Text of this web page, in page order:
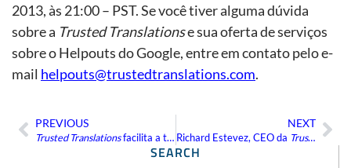
SEARCH
2013, às 21:00 – PST. Se você tiver alguma dúvida
sobre a Trusted Translationse sua oferta de serviços
sobre o Helpouts do Google, entre em contato pelo e-
mail helpouts@trustedtranslations.com.
Anterior
PREVIOUS
Trusted Translationsfacilita a tradução de aplicativos Android por meio do Google Play
NEXT
Richard Estevez, CEO da Trusted Translations